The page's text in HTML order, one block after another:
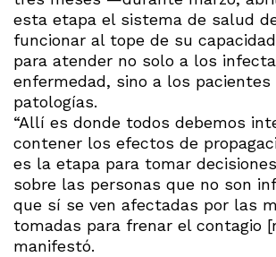
esta etapa el sistema de salud
funcionar al tope de su
para atender no solo a los
enfermedad, sino a los pacientes
patologías.
“Allí es donde todos debemos
contener los efectos de
es la etapa para tomar
sobre las personas que no son
que sí se ven afectadas por las
tomadas para frenar el contagio
manifestó.